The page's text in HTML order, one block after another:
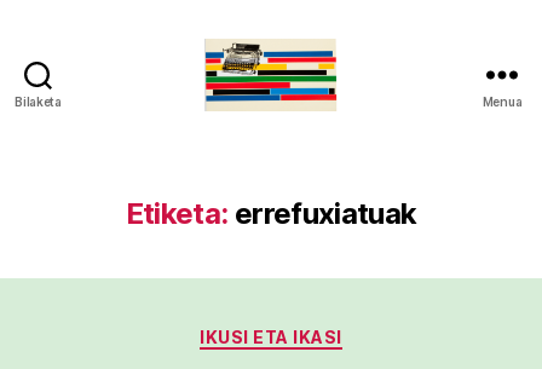
Bilaketa Menua
Etiketa: errefuxiatuak
Kategoriak
IKUSI ETA IKASI